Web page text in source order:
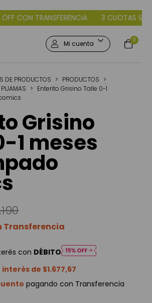
3 CUOTAS SIN INTERÉS DÉBITO
Mi cuenta 0
DE PRODUCTOS > PRODUCTOS >
PIJAMAS > Enterito Grisino Talle 0-1
Grisino
1 meses
con DÉBITO
interés de $1.677,67
pagando con Transferencia